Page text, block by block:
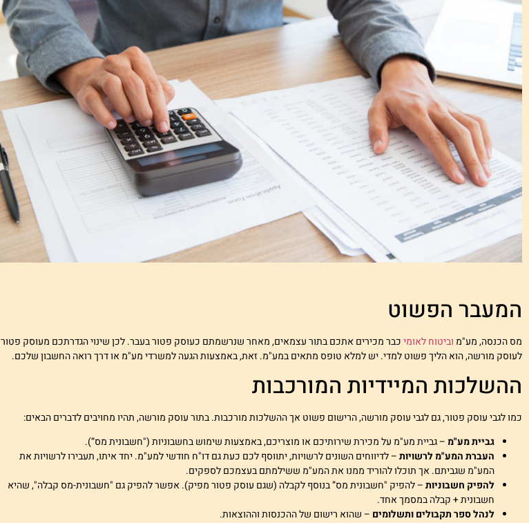
המעבר הפשוט
מס הכנסה, מע"מ וביטוח לאומיכבר מכירים אתכם בתור עצמאים, מאחר שנרשמתם כעוסק פטור בעבר. לכן שינוי הגדרתכם מעוסק פטור
לעוסק מורשה, הוא הליך פשוט למדי. יש למלא טופס מתאים במע"מ. זאת, באמצעות הגעה למשרדי מע"מ או דרך רואה החשבון שלכם.
ההשלכות המיידיות המורכבות
כמו לגבי עוסק פטור, גם לגבי עוסק מורשה, הרישום פשוט אך ההשלכות מורכבות. בתור עוסק מורשה, תהיו מחויבים לדברים הבאים:
גביית מע"מ– גביית מע"מ על מכירת שירותיכם או מוצריכם, באמצעות שימוש בחשבוניות ("חשבונית מס”).
העברת המע"מ לרשויות– לדיווחים השונים לרשויות, יתווסף לכם כעת גם דו"ח חודשי למע"מ. יחד איתו, תעבירו לרשויות את
המע"מ שגביתם. אך תוכלו להוריד ממנו את המע"מ ששילמתם בעצמכם לספקים.
להפיק חשבוניות– להפיק "חשבונית מס” בנוסף לקבלה (שגם עוסק פטור מפיק). אפשר להפיק גם "חשבונית-מס קבלה", שהיא
חשבונית + קבלה במסמך אחד.
לנהל ספר תקבולים ותשלומים – שהוא רישום של ההכנסות וההוצאות.